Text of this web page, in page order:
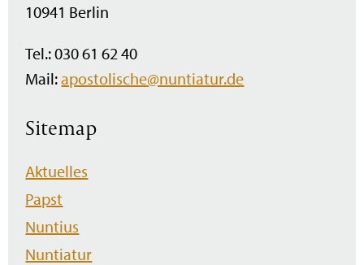
10941 Berlin
Tel.: 030 61 62 40
Mail:apostolische@nuntiatur.de
Sitemap
Navigation
überspringen
Aktuelles
Papst
Nuntius
Nuntiatur